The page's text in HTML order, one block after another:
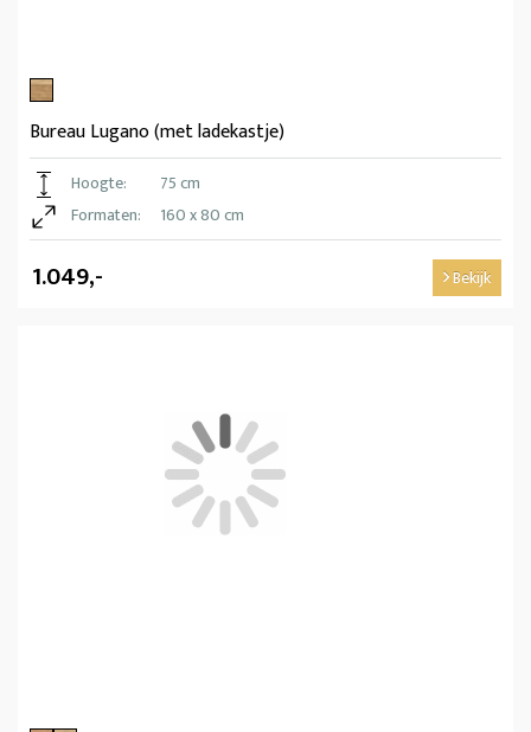
Bureau Lugano (met ladekastje)
Hoogte:
75 cm
Formaten:
160 x 80 cm
1.049,- Bekijk